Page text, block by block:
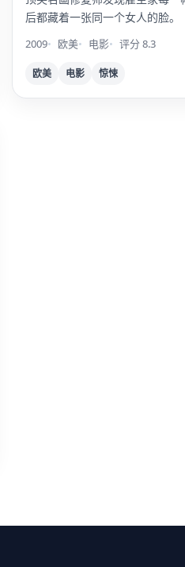
后都藏着一张同一个女人的脸。
2009 欧美 电影 评分 8.3
欧美 电影 惊悚